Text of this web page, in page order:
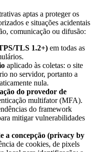
aptas a proteger os
e situações acidentais
comunicação ou difusão:
TLS 1.2+) em todas as
aplicado às coletas: o site
no servidor, portanto a
nula.
do provedor de
multifator (MFA).
do framework
mitigar vulnerabilidades
a concepção (privacy by
de cookies, de pixels